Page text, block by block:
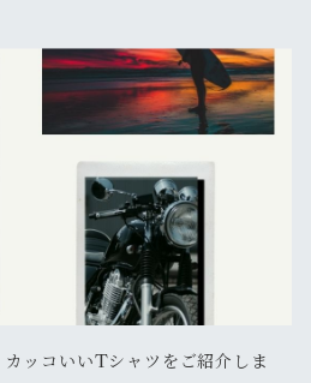
ッコいいTシャツをご紹介しま